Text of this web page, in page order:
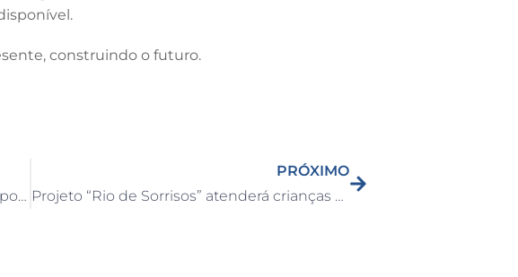
construindo o futuro.
Guarda Civil de Capivari prende homem por violência doméstica
PRÓXIMO
Projeto “Rio de Sorrisos” atenderá crianças de Capivari neste fim de semana